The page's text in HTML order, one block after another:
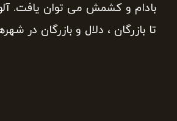
بادام و کشمش می توان یافت.
تا بازرگان ، دلال و بازرگان در